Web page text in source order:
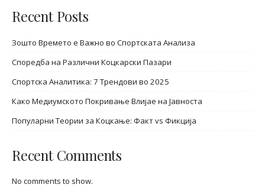
Recent Posts
Зошто Времето е Важно во Спортската Анализа
Споредба на Различни Коцкарски Пазари
Спортска Аналитика: 7 Трендови во 2025
Како Медиумското Покривање Влијае на Јавноста
Популарни Теории за Коцкање: Факт vs Фикција
Recent Comments
No comments to show.